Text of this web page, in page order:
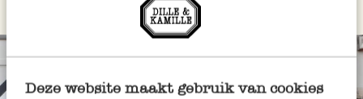
Deze website maakt gebruik van cookies